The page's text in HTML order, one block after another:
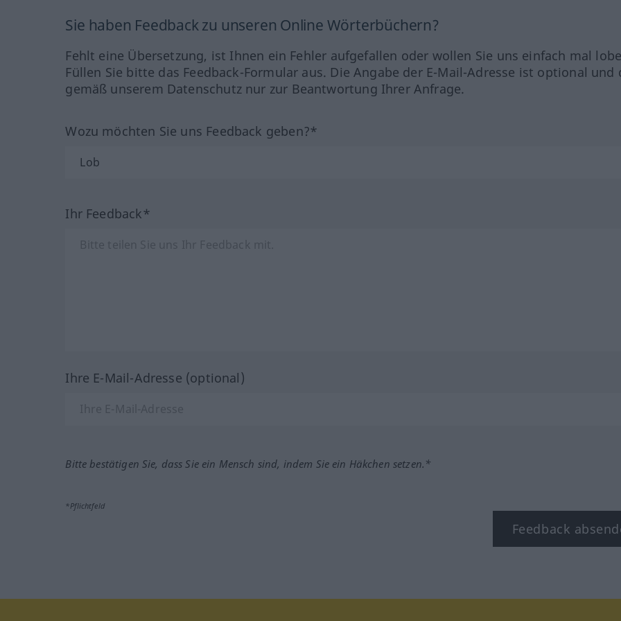
Sie haben Feedback zu unseren Online Wörterbüchern?
Fehlt eine Übersetzung, ist Ihnen ein Fehler aufgefallen oder wollen Sie uns einfach mal
Füllen Sie bitte das Feedback-Formular aus. Die Angabe der E-Mail-Adresse ist optional und
gemäß unserem Datenschutz nur zur Beantwortung Ihrer Anfrage.
Wozu möchten Sie uns Feedback geben?*
Ihr Feedback*
Ihre E-Mail-Adresse (optional)
Bitte bestätigen Sie, dass Sie ein Mensch sind, indem Sie ein Häkchen setzen.*
*Pflichtfeld
Feedback